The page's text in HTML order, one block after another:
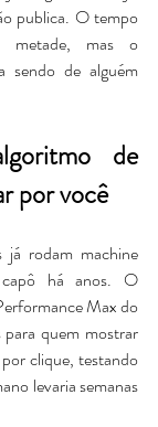
publica. O tempo
metade, mas o
sendo de alguém
de
por você
rodam machine
há anos. O
Max do
para quem mostrar
clique, testando
levaria semanas